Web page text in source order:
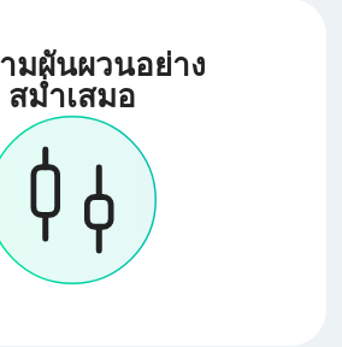
มผันผวนอย่าง
สม่ำเสมอ